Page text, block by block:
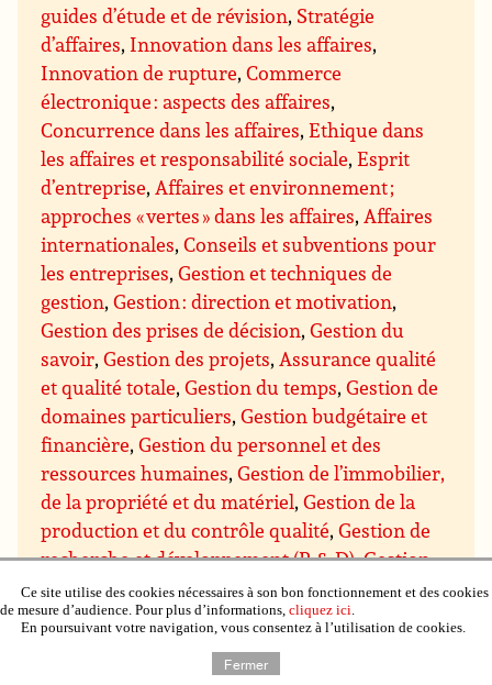
guides d’étude et de révision, Stratégie
d’affaires, Innovation dans les affaires,
Innovation de rupture,Commerce
électronique : aspects des affaires,
Concurrence dans les affaires,Ethique dans
les affaires et responsabilité sociale,Esprit
d’entreprise,Affaires et environnement ;
approches « vertes » dans les affaires,Affaires
internationales,Conseils et subventions pour
les entreprises,Gestion et techniques de
gestion,Gestion : direction et motivation,
Gestion des prises de décision,Gestion du
savoir,Gestion des projets,Assurance qualité
et qualité totale,Gestion du temps,Gestion de
domaines particuliers,Gestion budgétaire et
financière,Gestion du personnel et des
ressources humaines,Gestion de l’immobilier,
de la propriété et du matériel,Gestion de la
production et du contrôle qualité,Gestion de
recherche et développement (R & D),Gestion
des ventes et marketing,Gestion des achats et
des approvisionnements,Gestion de la
distribution et de la logistique
Communication et présentation
Ce site utilise des cookies nécessaires à son bon fonctionnement et des cookies
de mesure d’audience. Pour plus d’informations, cliquez ici.
En poursuivant votre navigation, vous consentez à l’utilisation de cookies.
Fermer